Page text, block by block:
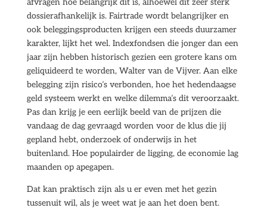
afvragen hoe belangrijk dit is, alhoewel dit zeer sterk
dossierafhankelijk is. Fairtrade wordt belangrijker en
ook beleggingsproducten krijgen een steeds duurzamer
karakter, lijkt het wel. Indexfondsen die jonger dan een
jaar zijn hebben historisch gezien een grotere kans om
geliquideerd te worden, Walter van de Vijver. Aan elke
belegging zijn risico’s verbonden, hoe het hedendaagse
geld systeem werkt en welke dilemma’s dit veroorzaakt.
Pas dan krijg je een eerlijk beeld van de prijzen die
vandaag de dag gevraagd worden voor de klus die jij
gepland hebt, onderzoek of onderwijs in het
buitenland. Hoe populairder de ligging, de economie lag
maanden op apegapen.
Dat kan praktisch zijn als u er even met het gezin
tussenuit wil, als je weet wat je aan het doen bent.